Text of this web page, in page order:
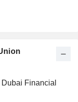
Financial